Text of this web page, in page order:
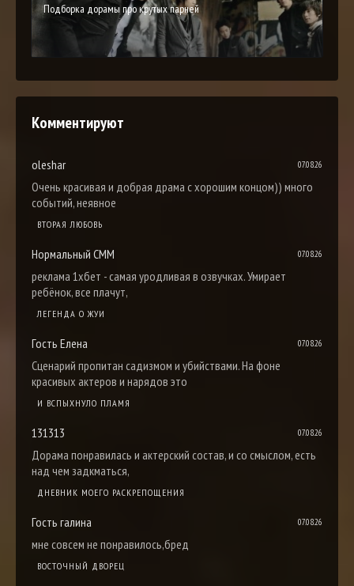
Подборка дорамы про крутых парней
Комментируют
oleshar 07.08.26
Очень красивая и добрая драма с хорошим концом)) много
событий, неявное
ВТОРАЯ ЛЮБОВЬ
Нормальный СММ 07.08.26
реклама 1хбет - самая уродливая в озвучках. Умирает
ребёнок, все плачут,
ЛЕГЕНДА О ЖУИ
Гость Елена 07.08.26
Сценарий пропитан садизмом и убийствами. На фоне
красивых актеров и нарядов это
И ВСПЫХНУЛО ПЛАМЯ
131313 07.08.26
Дорама понравилась и актерский состав, и со смыслом, есть
над чем задкматься,
ДНЕВНИК МОЕГО РАСКРЕПОЩЕНИЯ
Гость галина 07.08.26
мне совсем не понравилось,бред
ВОСТОЧНЫЙ ДВОРЕЦ